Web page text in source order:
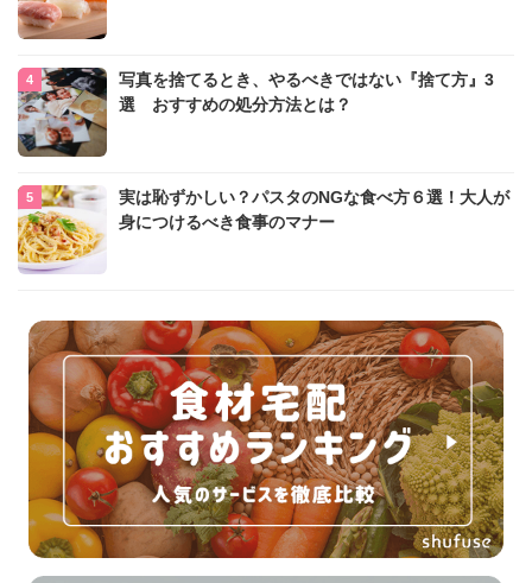
写真を捨てるとき、やるべきではない『捨て方』3
選 おすすめの処分方法とは？
実は恥ずかしい？パスタのNGな食べ方６選！大人が
身につけるべき食事のマナー